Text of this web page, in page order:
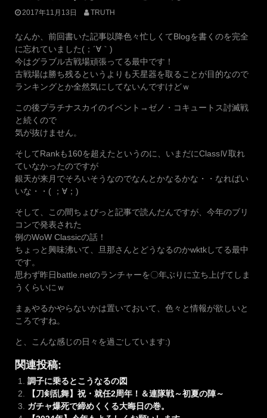
2017年11月13日 TRUTH
なんか、前回書いた記事以降色々忙しくてBlogを書くのを完全
に忘れていました(；´∀｀)
今はグラブル古戦場頑張ってる最中です！
古戦場は勝ち残るというよりも天星器を取ることが目的なので
ランキングとか全然気にしてないんですけどｗ
この後プラチナスカイのイベント→ゼノ・コキュートス討滅戦
と続くので
気が抜けません。
そしてRankも160を超えたというのに、いまだにClassⅣ取れ
ていなかったのですが
銀天が来月でそろいそうなのでなんとかなるかな・・なればい
いな・・( ；∀；)
そして、この間ちょびっと記事で読んだんですが、今年のブリ
コンで発表された
例のWoW Classicの話！
ちょっと興味沸いて、旦那さんとどうなるのかwktkしてる最中
です。
思わず昨日battle.netのランチャーを〇年ぶりに立ち上げてしま
うくらいにｗ
まぁやるかやらないかは置いておいて、色々と情報が欲しいと
ころですね。
と、こんな感じの日々を過ごしています:)
関連投稿:
調子に乗るとこうなるの図
【刀剣乱舞】祝・就任2周年！＆連隊戦～初夏の陣～
ガチャ爆死で締めくくる大晦日の巻。